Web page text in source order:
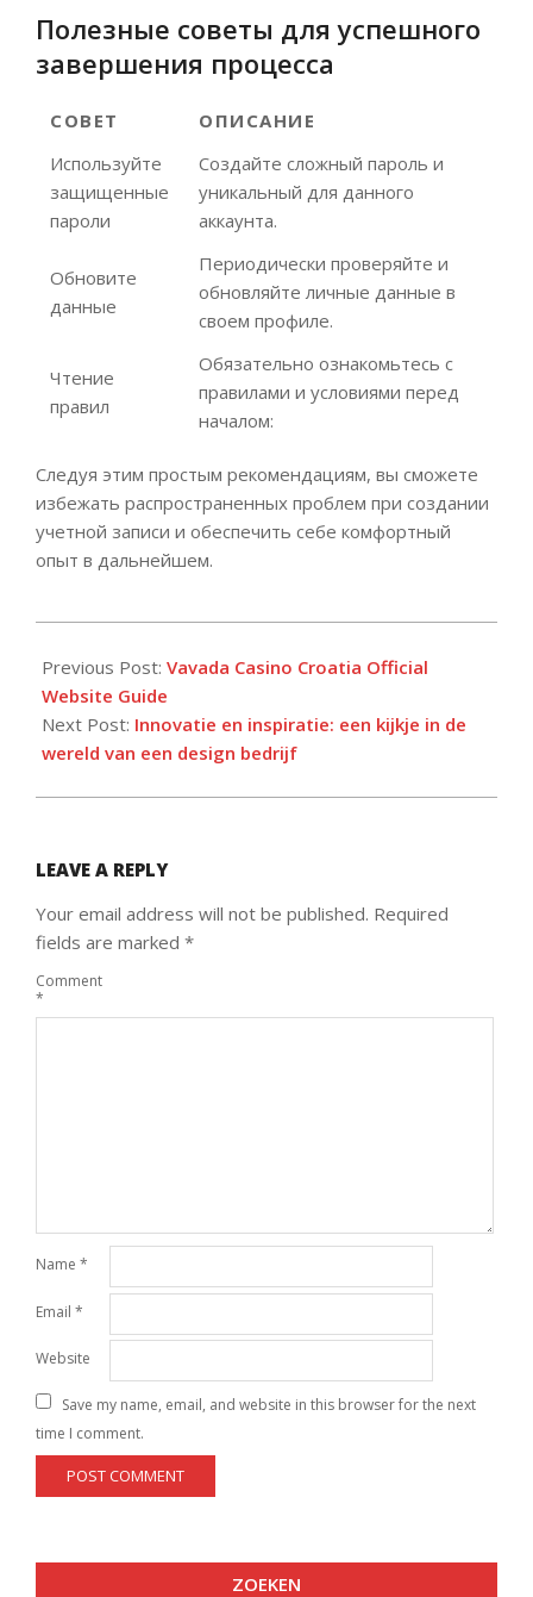
Полезные советы для успешного
завершения процесса
СОВЕТ
ОПИСАНИЕ
Используйте
защищенные
пароли
Создайте сложный пароль и
уникальный для данного
аккаунта.
Обновите
данные
Периодически проверяйте и
обновляйте личные данные в
своем профиле.
Чтение
правил
Обязательно ознакомьтесь с
правилами и условиями перед
началом:
Следуя этим простым рекомендациям, вы сможете
избежать распространенных проблем при создании
учетной записи и обеспечить себе комфортный
опыт в дальнейшем.
03-
20
Previous Post: Vavada Casino Croatia Official
Website Guide
Next Post: Innovatie en inspiratie: een kijkje in de
wereld van een design bedrijf
LEAVE A REPLY
Your email address will not be published. Required
fields are marked *
Comment
*
Name *
Email *
Website
Save my name, email, and website in this browser for the next
time I comment.
ZOEKEN